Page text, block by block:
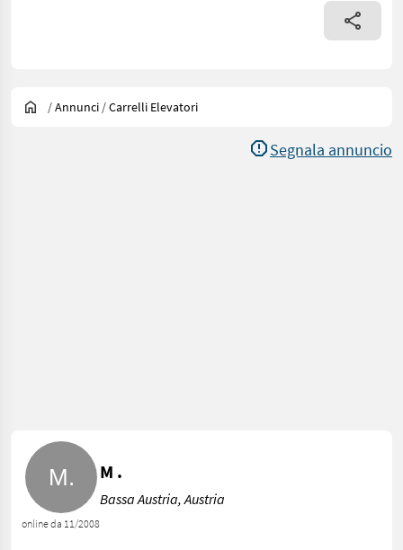
/Annunci /Carrelli Elevatori
Segnala annuncio
online da 11/2008
M .
Bassa Austria, Austria